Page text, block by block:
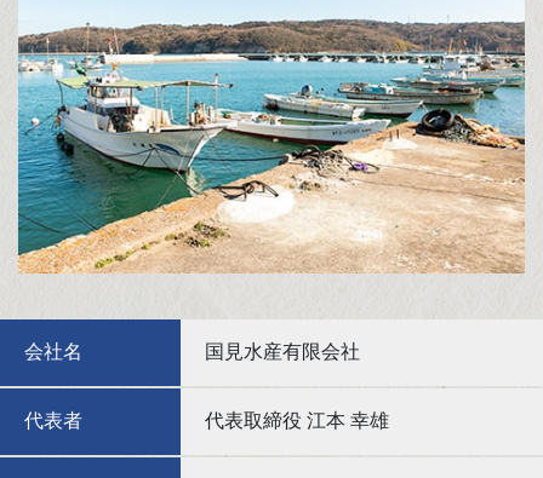
会社名 国見水産有限会社
代表者 代表取締役 江本 幸雄